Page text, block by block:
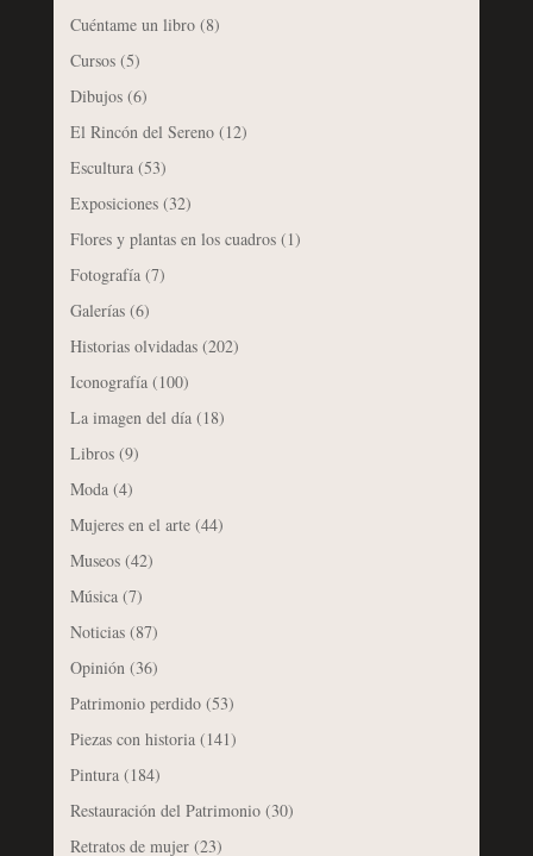
Cuéntame un libro(8)
Cursos(5)
Dibujos(6)
El Rincón del Sereno(12)
Escultura(53)
Exposiciones(32)
Flores y plantas en los cuadros(1)
Fotografía(7)
Galerías(6)
Historias olvidadas(202)
Iconografía(100)
La imagen del día(18)
Libros(9)
Moda(4)
Mujeres en el arte(44)
Museos(42)
Música(7)
Noticias(87)
Opinión(36)
Patrimonio perdido(53)
Piezas con historia(141)
Pintura(184)
Restauración del Patrimonio(30)
Retratos de mujer(23)